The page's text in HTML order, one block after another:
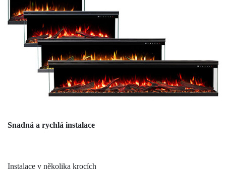
Snadná a rychlá instalace
Instalace v několika krocích